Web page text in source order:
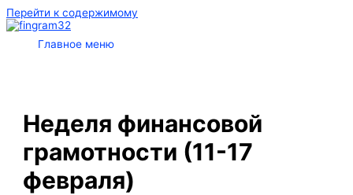
Перейти к содержимому
Главное меню
Неделя финансовой
грамотности (11-17
февраля)